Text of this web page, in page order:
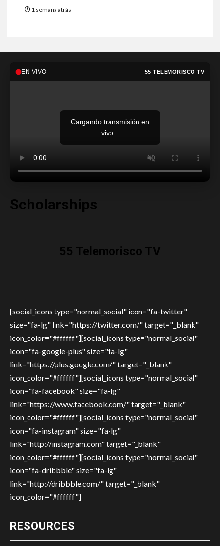
1 semana atrás
EN VIVO 55 TELEMORISCO TV
Cargando transmisión en
vivo...
Scholarships
55 Telemorisco TV
[social_icons type="normal_social" icon="fa-twitter"
size="fa-lg" link="https://twitter.com/" target="_blank"
icon_color="#ffffff"][social_icons type="normal_social"
icon="fa-google-plus" size="fa-lg"
link="https://plus.google.com/" target="_blank"
icon_color="#ffffff"][social_icons type="normal_social"
icon="fa-facebook" size="fa-lg"
link="https://www.facebook.com/" target="_blank"
icon_color="#ffffff"][social_icons type="normal_social"
icon="fa-instagram" size="fa-lg"
link="http://instagram.com" target="_blank"
icon_color="#ffffff"][social_icons type="normal_social"
icon="fa-dribbble" size="fa-lg"
link="http://dribbble.com/" target="_blank"
icon_color="#ffffff"]
RESOURCES